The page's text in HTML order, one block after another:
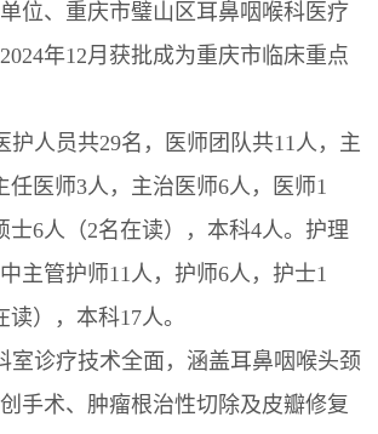
位、重庆市璧山区耳鼻咽喉科医疗
24年1 2月 获批成为重庆市临床重点
护人员共29名，医师团队共1 1 人，主
任医师3人，主治医师6人，医师1
士6人（2名在读），本科4人。护理
主管护师1 1 人，护师6人，护士1
读），本科17人。
室诊疗技术全面，涵盖耳鼻咽喉头颈
手术、肿瘤根治性切除及皮瓣修复